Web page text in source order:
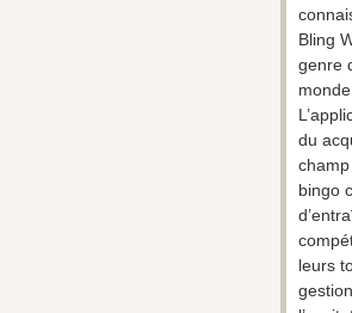
Bling
genre
du
bingo
leurs